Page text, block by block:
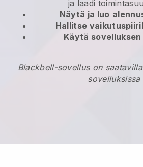
ja laadi
Näytä ja luo
Hallitse
Käytä
Blackbell-sovellus on
sovelluksissa